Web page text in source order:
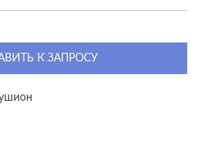
К ЗАПРОСУ